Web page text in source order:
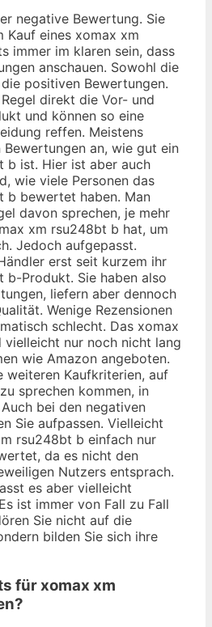
negative Bewertung. Sie
Kauf eines xomax xm
immer im klaren sein, dass
anschauen. Sowohl die
positiven Bewertungen.
direkt die Vor- und
und können so eine
reffen. Meistens
an, wie gut ein
b ist. Hier ist aber auch
wie viele Personen das
b bewertet haben. Man
davon sprechen, je mehr
xm rsu248bt b hat, um
Jedoch aufgepasst.
erst seit kurzem ihr
b-Produkt. Sie haben also
liefern aber dennoch
Wenige Rezensionen
schlecht. Das xomax
nur noch nicht lang
wie Amazon angeboten.
weiteren Kaufkriterien, auf
sprechen kommen, in
bei den negativen
Sie aufpassen. Vielleicht
rsu248bt b einfach nur
da es nicht den
Nutzers entsprach.
es aber vielleicht
ist immer von Fall zu Fall
Sie nicht auf die
bilden Sie sich ihre
für xomax xm